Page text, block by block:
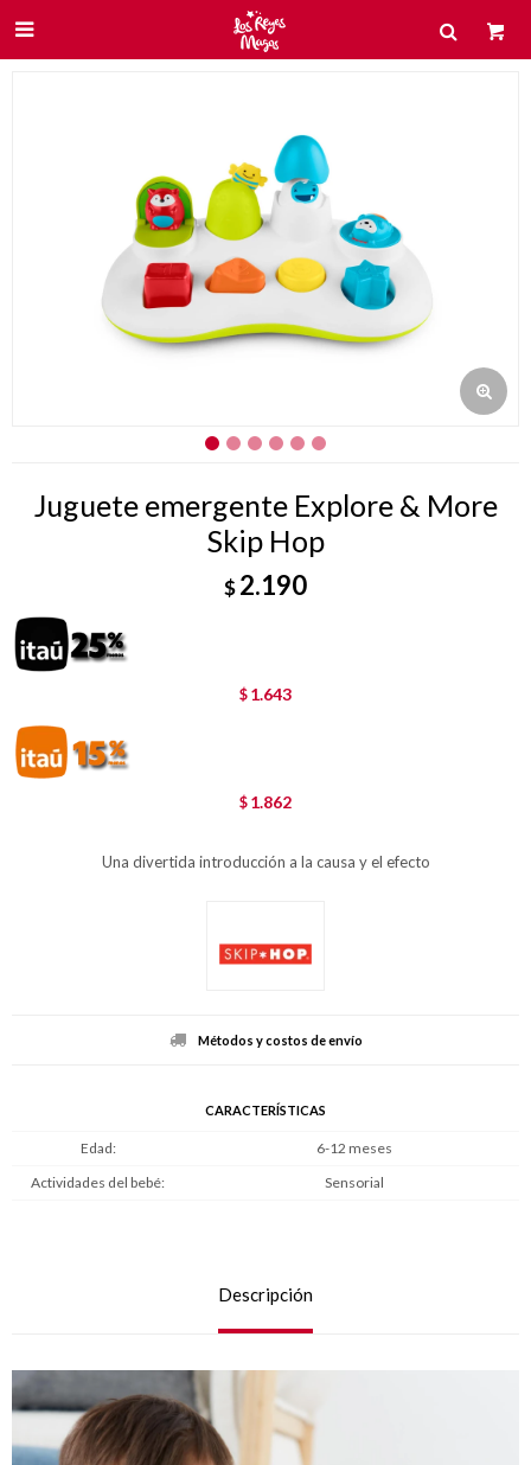

Juguete emergente Explore & More
Skip Hop
$2.190
$ 1.643
$ 1.862
Una divertida introducción a la causa y el efecto
Métodos y costos de envío
CARACTERÍSTICAS
Edad
6-12 meses
Actividades del bebé
Sensorial
Descripción